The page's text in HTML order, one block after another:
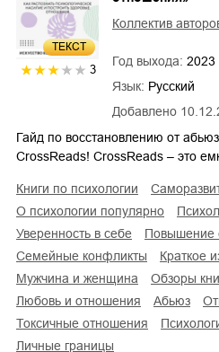
ТЕКСТ
3
Добавлено
Коллектив
Год выхода: 2023
Язык: Русский
Гайд по восстановлению от
CrossReads! CrossReads – это
книги по психологии
о психологии популярно
уверенность в себе
семейные конфликты
краткое
мужчина и женщина
обзоры
любовь и отношения
абьюз
токсичные отношения
личные границы